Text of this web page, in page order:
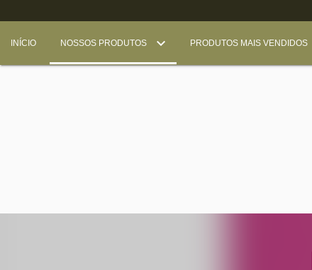
INÍCIO NOSSOS PRODUTOS PRODUTOS MAIS VENDIDOS